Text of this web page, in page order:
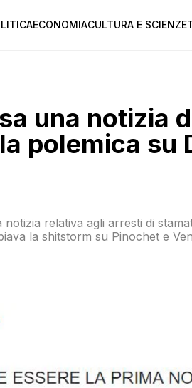
ECONOMIACULTURA E SCIENZE
una notizia
polemica su
relativa agli arresti di
la shitstorm su Pinochet e